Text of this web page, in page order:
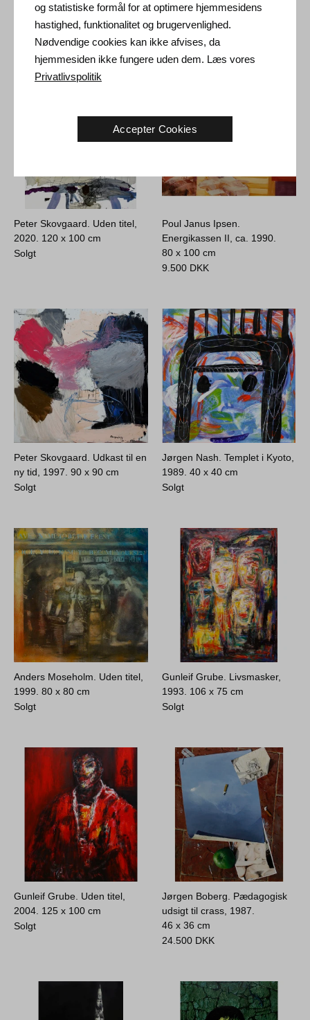
hungersnøden, 1997.
93 x 64 cm
DKK
2014.65 x 100 cm
Peter Skovgaard. Uden titel,
2020. 120 x 100 cm
Solgt
Poul Janus Ipsen.
Energikassen II, ca. 1990.
80 x 100 cm
9.500 DKK
Peter Skovgaard. Udkast til en
ny tid, 1997.90 x 90 cm
Solgt
Jørgen Nash. Templet i Kyoto,
1989.40 x 40 cm
Solgt
Anders Moseholm. Uden titel,
1999.80 x 80 cm
Solgt
Gunleif Grube. Livsmasker,
1993. 106 x 75 cm
Solgt
Gunleif Grube. Uden titel,
2004. 125 x 100 cm
Solgt
Jørgen Boberg. Pædagogisk
udsigt til crass, 1987.
46 x 36 cm
24.500 DKK
og statistiske formål for at optimere hjemmesidens
hastighed, funktionalitet og brugervenlighed.
Nødvendige cookies kan ikke afvises, da
hjemmesiden ikke fungere uden dem. Læs vores
Privatlivspolitik
Accepter Cookies